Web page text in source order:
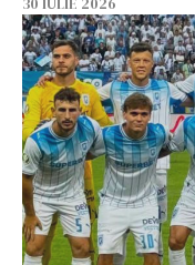
30 IULIE 2026